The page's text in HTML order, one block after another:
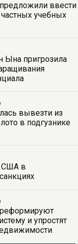
ввести
учебных
Ына пригрозила
вывезти из
в подгузнике
США в
реформируют
и упростят